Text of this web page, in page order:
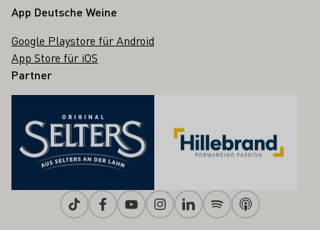
App Deutsche Weine
Google Playstore für Android
App Store für iOS
Partner
TiktokFacebookYoutubeInstagramLinkedinSpotifyApple